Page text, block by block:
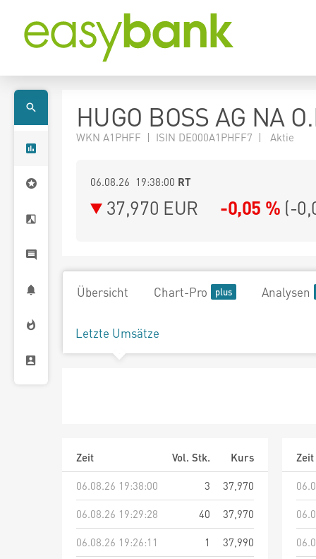
HUGO BOSS AG NA
WKN A1PHFF | ISIN DE000A1PHFF7 | Aktie
06.08.26 19:38:00 RT
37,970 EUR -0,05 % (-
Übersicht Chart-Pro Analysen
Letzte Umsätze
Zeit Vol. Stk.
Kurs
06.08.26 19:38:00
3
37,970
06.08.26 19:29:28
40
37,970
06.08.26 19:26:11
1
37,990
Zeit